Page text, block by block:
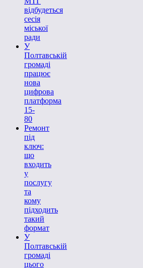
відбудеться
сесія
міської
ради
У
Полтавській
громаді
працює
нова
цифрова
платформа
15-
80
Ремонт
під
ключ:
що
входить
у
послугу
та
кому
підходить
такий
формат
У
Полтавській
громаді
цього